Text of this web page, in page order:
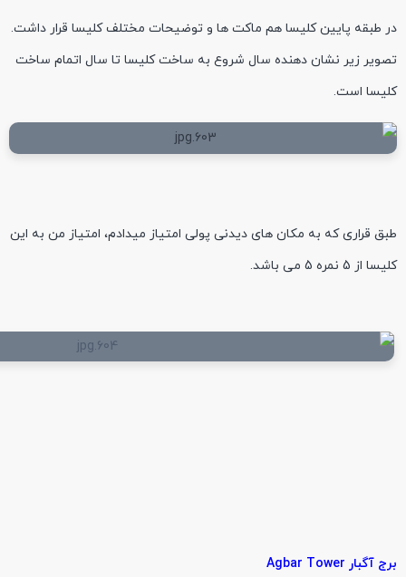
در طبقه پایین کلیسا هم ماکت ها و توضیحات مختلف کلیسا قرار داشت.
تصویر زیر نشان دهنده سال شروع به ساخت کلیسا تا سال اتمام ساخت
کلیسا است.
طبق قراری که به مکان های دیدنی پولی امتیاز میدادم، امتیاز من به این
کلیسا از 5 نمره 5 می باشد.
برج آگبار Agbar Tower